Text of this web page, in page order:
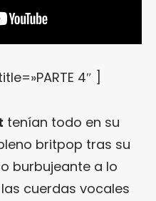
4″ ]
tenían todo en su
britpop tras su
burbujeante a lo
cuerdas vocales